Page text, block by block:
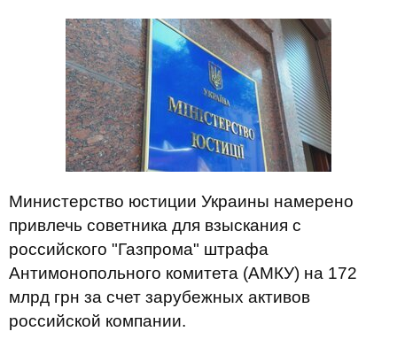
Министерство юстиции Украины намерено
привлечь советника для взыскания с
российского "Газпрома" штрафа
Антимонопольного комитета (АМКУ) на 172
млрд грн за счет зарубежных активов
российской компании.